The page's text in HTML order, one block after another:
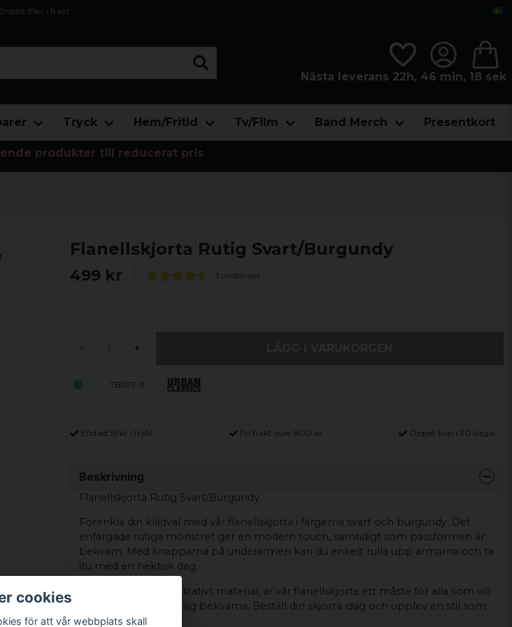
Endast 59kr i frakt
Nästa leverans 22h, 46 min, 17 sek
Tryck Hem/Fritid Tv/Film Band Merch Presentkort
produkter till reducerat pris
Flanellskjorta Rutig Svart/Burgundy
499 kr 3 omdömen
- +
TB297-11
Endast 59kr i frakt Fri frakt över 800 kr Öppet köp i 30 dagar
Beskrivning
Flanellskjorta Rutig Svart/Burgundy.
Förenkla din klädval med vår flanellskjorta i färgerna svart och burgundy. Det
enfärgade rutiga mönstret ger en modern touch, samtidigt som passformen är
bekväm. Med knapparna på underärmen kan du enkelt rulla upp ärmarna och ta
itu med en hektisk dag.
Tillverkad av högkvalitativt material, är vår flanellskjorta ett måste för alla som vill
se bra ut och känna sig bekväma. Beställ din skjorta idag och upplev en stil som
är helt din egen.
cookies
för att vår webbplats skall